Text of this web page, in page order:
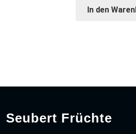
In den
Seubert Früchte